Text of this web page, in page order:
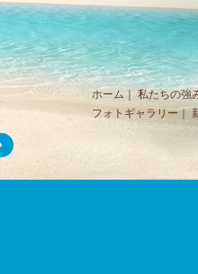
ホーム
私たちの強
フォトギャラリー｜